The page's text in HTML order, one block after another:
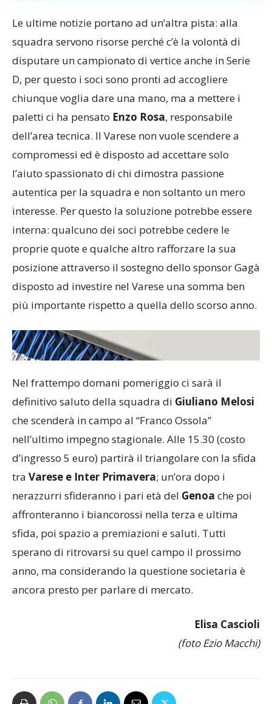
Le ultime notizie portano ad un’altra pista: alla
squadra servono risorse perché c’è la volontà di
disputare un campionato di vertice anche in Serie
D, per questo i soci sono pronti ad accogliere
chiunque voglia dare una mano, ma a mettere i
paletti ci ha pensato Enzo Rosa, responsabile
dell’area tecnica. Il Varese non vuole scendere a
compromessi ed è disposto ad accettare solo
l’aiuto spassionato di chi dimostra passione
autentica per la squadra e non soltanto un mero
interesse. Per questo la soluzione potrebbe essere
interna: qualcuno dei soci potrebbe cedere le
proprie quote e qualche altro rafforzare la sua
posizione attraverso il sostegno dello sponsor Gagà
disposto ad investire nel Varese una somma ben
più importante rispetto a quella dello scorso anno.
Nel frattempo domani pomeriggio ci sarà il
definitivo saluto della squadra di Giuliano Melosi
che scenderà in campo al “Franco Ossola”
nell’ultimo impegno stagionale. Alle 15.30 (costo
d’ingresso 5 euro) partirà il triangolare con la sfida
tra Varese e Inter Primavera; un’ora dopo i
nerazzurri sfideranno i pari età del Genoa che poi
affronteranno i biancorossi nella terza e ultima
sfida, poi spazio a premiazioni e saluti. Tutti
sperano di ritrovarsi su quel campo il prossimo
anno, ma considerando la questione societaria è
ancora presto per parlare di mercato.
Elisa Cascioli
(foto Ezio Macchi)